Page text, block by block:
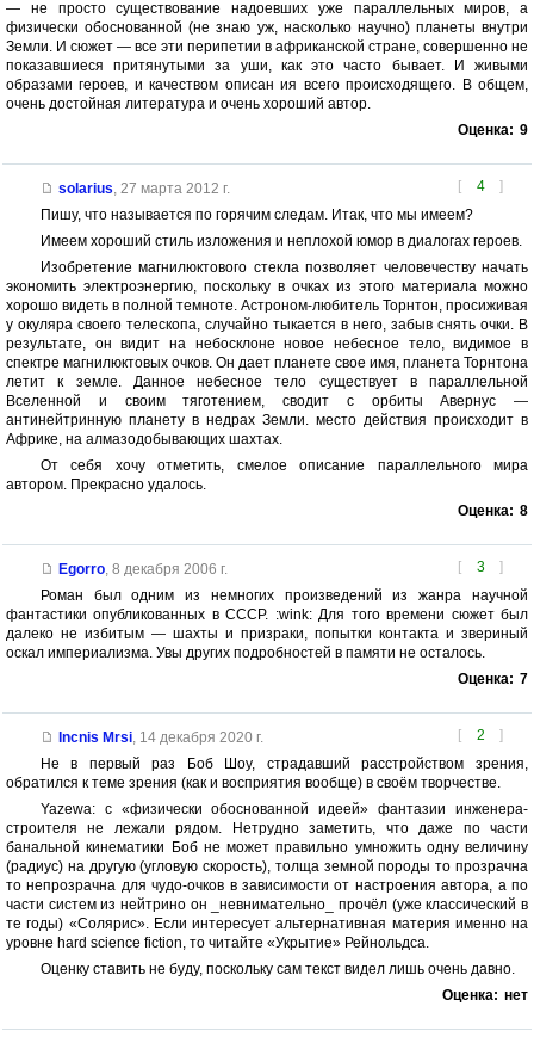
— не просто существование надоевших уже параллельных миров, а
физически обоснованной (не знаю уж, насколько научно) планеты внутри
Земли. И сюжет — все эти перипетии в африканской стране, совершенно не
показавшиеся притянутыми за уши, как это часто бывает. И живыми
образами героев, и качеством описан ия всего происходящего. В общем,
очень достойная литература и очень хороший автор.
Оценка: 9
[ 4 ]
solarius, 27 марта 2012 г.
Пишу, что называется по горячим следам. Итак, что мы имеем?
Имеем хороший стиль изложения и неплохой юмор в диалогах героев.
Изобретение магнилюктового стекла позволяет человечеству начать
экономить электроэнергию, поскольку в очках из этого материала можно
хорошо видеть в полной темноте. Астроном-любитель Торнтон, просиживая
у окуляра своего телескопа, случайно тыкается в него, забыв снять очки. В
результате, он видит на небосклоне новое небесное тело, видимое в
спектре магнилюктовых очков. Он дает планете свое имя, планета Торнтона
летит к земле. Данное небесное тело существует в параллельной
Вселенной и своим тяготением, сводит с орбиты Авернус —
антинейтринную планету в недрах Земли. место действия происходит в
Африке, на алмазодобывающих шахтах.
От себя хочу отметить, смелое описание параллельного мира
автором. Прекрасно удалось.
Оценка: 8
[ 3 ]
Egorro, 8 декабря 2006 г.
Роман был одним из немногих произведений из жанра научной
фантастики опубликованных в СССР. :wink: Для того времени сюжет был
далеко не избитым — шахты и призраки, попытки контакта и звериный
оскал империализма. Увы других подробностей в памяти не осталось.
Оценка: 7
[ 2 ]
Incnis Mrsi, 14 декабря 2020 г.
Не в первый раз Боб Шоу, страдавший расстройством зрения,
обратился к теме зрения (как и восприятия вообще) в своём творчестве.
Yazewa: с «физически обоснованной идеей» фантазии инженера-
строителя не лежали рядом. Нетрудно заметить, что даже по части
банальной кинематики Боб не может правильно умножить одну величину
(радиус) на другую (угловую скорость), толща земной породы то прозрачна
то непрозрачна для чудо-очков в зависимости от настроения автора, а по
части систем из нейтрино он _невнимательно_ прочёл (уже классический в
те годы) «Солярис». Если интересует альтернативная материя именно на
уровне hard science fiction, то читайте «Укрытие» Рейнольдса.
Оценку ставить не буду, поскольку сам текст видел лишь очень давно.
Оценка: нет